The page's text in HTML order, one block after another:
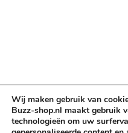
Algemene voorwaarden
Privacybeleid
Cookiebeleid
Wij maken gebruik van
Buzz-shop.nl maakt gebruik
technologieën om uw